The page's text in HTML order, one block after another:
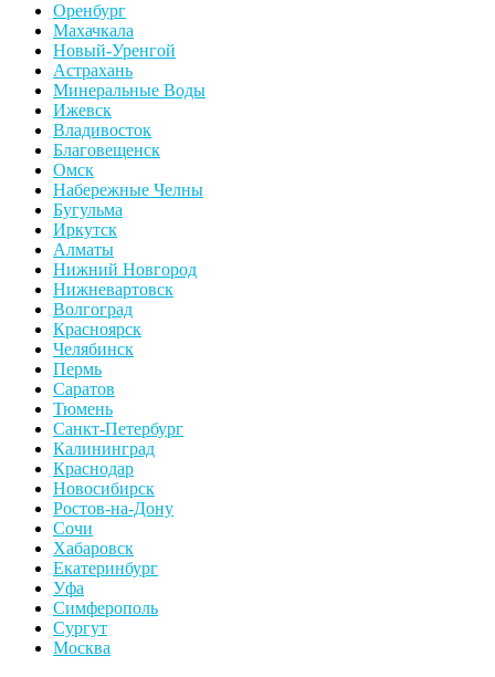
Оренбург
Махачкала
Новый-Уренгой
Астрахань
Минеральные Воды
Ижевск
Владивосток
Благовещенск
Омск
Набережные Челны
Бугульма
Иркутск
Алматы
Нижний Новгород
Нижневартовск
Волгоград
Красноярск
Челябинск
Пермь
Саратов
Тюмень
Санкт-Петербург
Калининград
Краснодар
Новосибирск
Ростов-на-Дону
Сочи
Хабаровск
Екатеринбург
Уфа
Симферополь
Сургут
Москва